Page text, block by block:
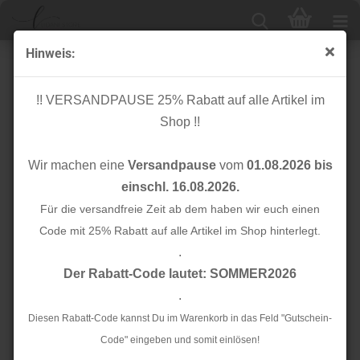
Hinweis:
!! VERSANDPAUSE 25% Rabatt auf alle Artikel im
Shop !!
Wir machen eine Versandpausevom 01.08.2026 bis
einschl. 16.08.2026.
Für die versandfreie Zeit ab dem haben wir euch einen
Code mit 25% Rabatt auf alle Artikel im Shop hinterlegt.
.
Der Rabatt-Code lautet: SOMMER2026
.
Diesen Rabatt-Code kannst Du im Warenkorb in das Feld "Gutschein-
Code" eingeben und somit einlösen!
Knopf Corozo - Blaze - 15 mm - plum - Mind the Maker